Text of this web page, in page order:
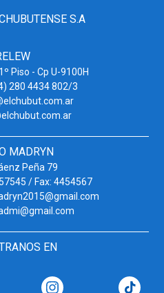
S.A
Piso - Cp U-9100H
280 4434 802/3
MADRYN
Peña 79
/ Fax: 4454567
EN